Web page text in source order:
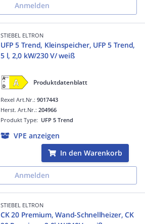
Anmelden
STIEBEL ELTRON
UFP 5 Trend, Kleinspeicher, UFP 5 Trend,
5 l, 2,0 kW/230 V/ weiß
Produktdatenblatt
Rexel Art.Nr.: 9017443
Produkt Type: UFP 5 Trend
Herst. Art.Nr.: 204966
VPE anzeigen
In den Warenkorb
Anmelden
STIEBEL ELTRON
CK 20 Premium, Wand-Schnellheizer, CK